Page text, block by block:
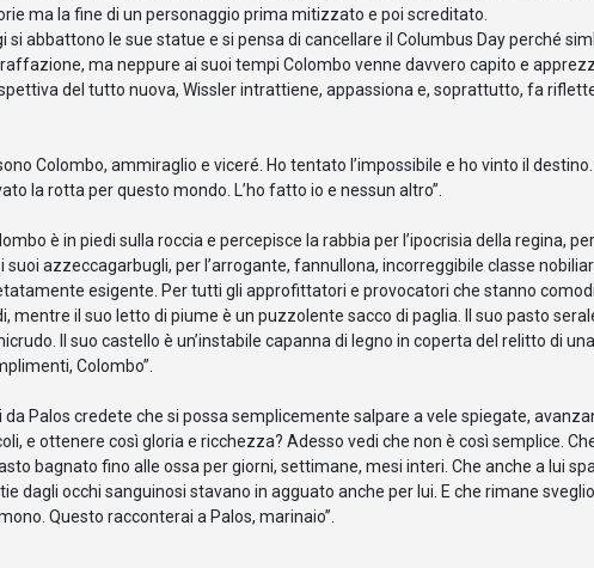
ma la fine di un personaggio prima mitizzato e poi screditato.
si abbattono le sue statue e si pensa di cancellare il Columbus Day perché
ma neppure ai suoi tempi Colombo venne davvero capito e
del tutto nuova, Wissler intrattiene, appassiona e, soprattutto, fa
Colombo, ammiraglio e viceré. Ho tentato l’impossibile e ho vinto il
la rotta per questo mondo. L’ho fatto io e nessun altro”.
è in piedi sulla roccia e percepisce la rabbia per l’ipocrisia della regina,
suoi azzeccagarbugli, per l’arrogante, fannullona, incorreggibile classe
esigente. Per tutti gli approfittatori e provocatori che stanno
mentre il suo letto di piume è un puzzolente sacco di paglia. Il suo pasto
Il suo castello è un’instabile capanna di legno in coperta del relitto di
Colombo”.
da Palos credete che si possa semplicemente salpare a vele spiegate,
e ottenere così gloria e ricchezza? Adesso vedi che non è così semplice.
bagnato fino alle ossa per giorni, settimane, mesi interi. Che anche a lui
dagli occhi sanguinosi stavano in agguato anche per lui. E che rimane
Questo racconterai a Palos, marinaio”.